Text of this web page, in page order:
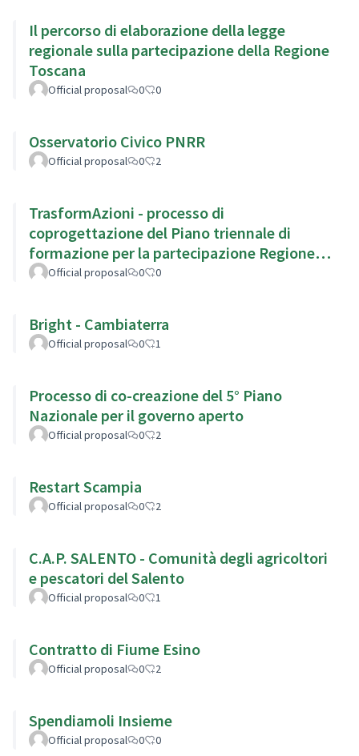
Il percorso di elaborazione della legge
regionale sulla partecipazione della Regione
Toscana
Official proposal 0 0
Osservatorio Civico PNRR
Official proposal 0 2
TrasformAzioni - processo di
coprogettazione del Piano triennale di
formazione per la partecipazione Regione
Emilia Romagna
Official proposal 0 0
Bright - Cambiaterra
Official proposal 0 1
Processo di co-creazione del 5° Piano
Nazionale per il governo aperto
Official proposal 0 2
Restart Scampia
Official proposal 0 2
C.A.P. SALENTO - Comunità degli agricoltori
e pescatori del Salento
Official proposal 0 1
Contratto di Fiume Esino
Official proposal 0 2
Spendiamoli Insieme
Official proposal 0 0